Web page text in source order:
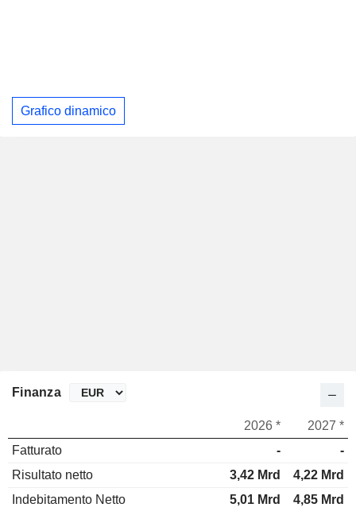
Grafico dinamico
Finanza
2026 *
2027 *
Fatturato
-
-
Risultato netto
3,42 Mrd
4,22 Mrd
Indebitamento Netto
5,01 Mrd 4,85 Mrd